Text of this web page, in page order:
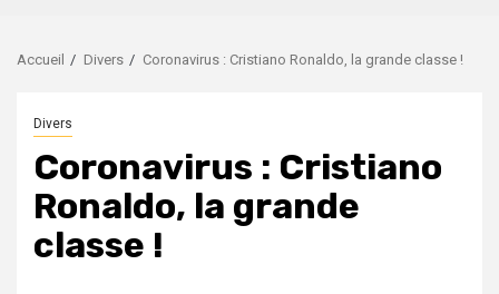
Accueil Divers Coronavirus : Cristiano Ronaldo, la grande classe !
Divers
Coronavirus : Cristiano
Ronaldo, la grande
classe !